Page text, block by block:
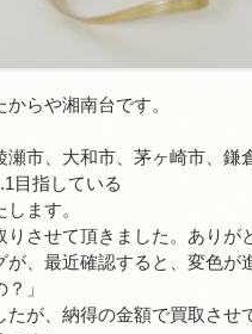
らや湘南台です。
市、大和市、茅ヶ崎市、鎌
目指している
ます。
させて頂きました。ありが
、最近確認すると、変色が
」
が、納得の金額で買取させ